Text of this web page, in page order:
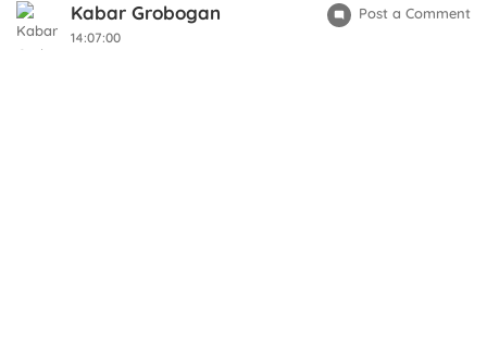
Kabar Grobogan
14:07:00
Post a Comment